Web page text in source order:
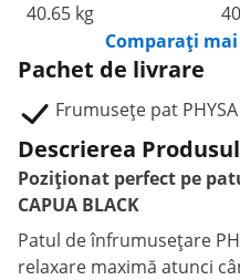
40.65 kg
Comparați
Pachet de livrare
Frumusețe pat PHYSA
Descrierea
Poziționat perfect pe
CAPUA BLACK
Patul de înfrumusețare
relaxare maximă atunci